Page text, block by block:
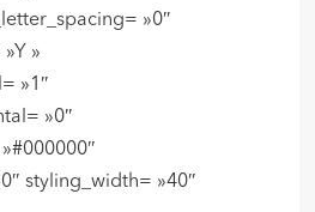
»0″
»
»1″
»0″
styling_width= »40″